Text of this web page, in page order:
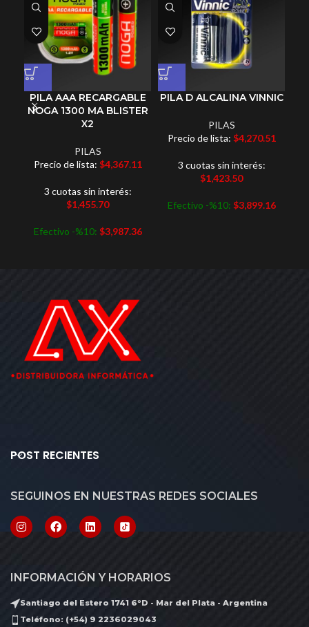
PILA AAA RECARGABLE
NOGA 1300 MA BLISTER
X2
PILAS
Precio de lista: $4,367.11
3 cuotas sin interés:
$1,455.70
Efectivo -%10: $3,987.36
PILA D ALCALINA VINNIC
PILAS
Precio de lista: $4,270.51
3 cuotas sin interés:
$1,423.50
Efectivo -%10: $3,899.16
POST RECIENTES
SEGUINOS EN NUESTRAS REDES SOCIALES
INFORMACIÓN Y HORARIOS
Santiago del Estero 1741 6ºD - Mar del Plata - Argentina
Teléfono: (+54) 9 2236029043